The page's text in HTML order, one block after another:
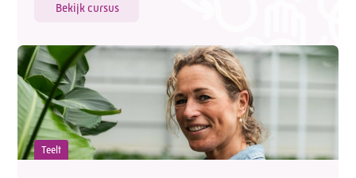
Bekijk cursus
Teelt